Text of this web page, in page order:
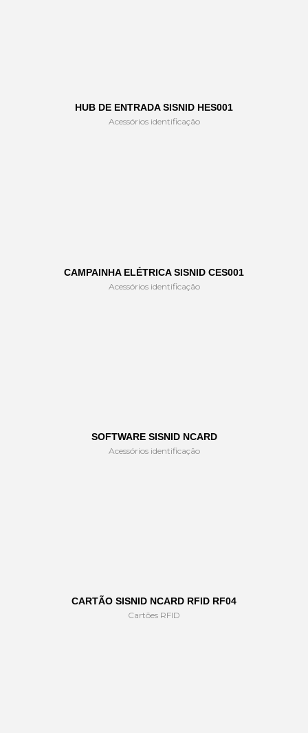
HUB DE ENTRADA SISNID HES001
Acessórios identificação
CAMPAINHA ELÉTRICA SISNID CES001
Acessórios identificação
SOFTWARE SISNID NCARD
Acessórios identificação
CARTÃO SISNID NCARD RFID RF04
Cartões RFID